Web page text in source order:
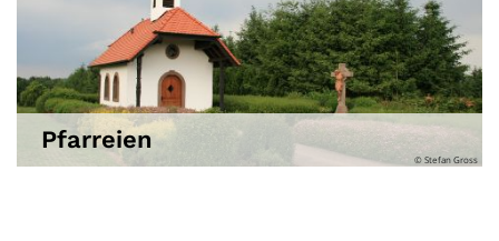
Pfarreien
© Stefan Gross